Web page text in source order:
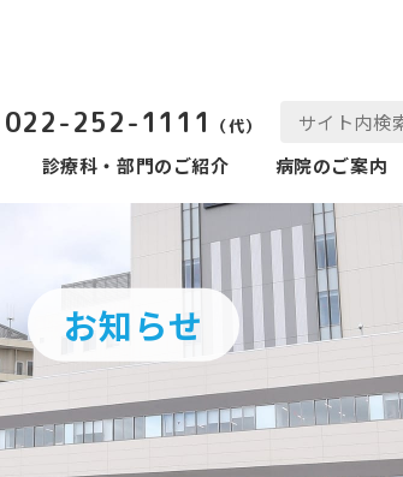
022-252-1111 （代）
診療科‧部⾨のご紹介 病院のご案内
お知らせ